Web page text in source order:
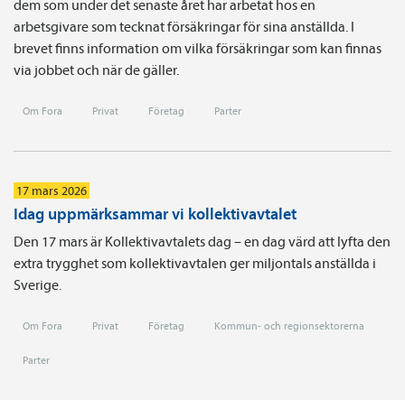
dem som under det senaste året har arbetat hos en
arbetsgivare som tecknat försäkringar för sina anställda. I
brevet finns information om vilka försäkringar som kan finnas
via jobbet och när de gäller.
Om Fora Privat Företag Parter
17 mars 2026
Idag uppmärksammar vi kollektivavtalet
Den 17 mars är Kollektivavtalets dag – en dag värd att lyfta den
extra trygghet som kollektivavtalen ger miljontals anställda i
Sverige.
Om Fora Privat Företag Kommun- och regionsektorerna
Parter